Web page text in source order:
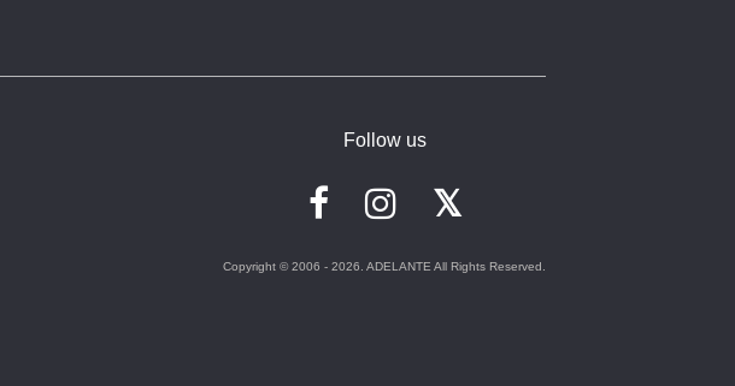
Follow us
Copyright © 2006 - 2026. ADELANTE All Rights Reserved.